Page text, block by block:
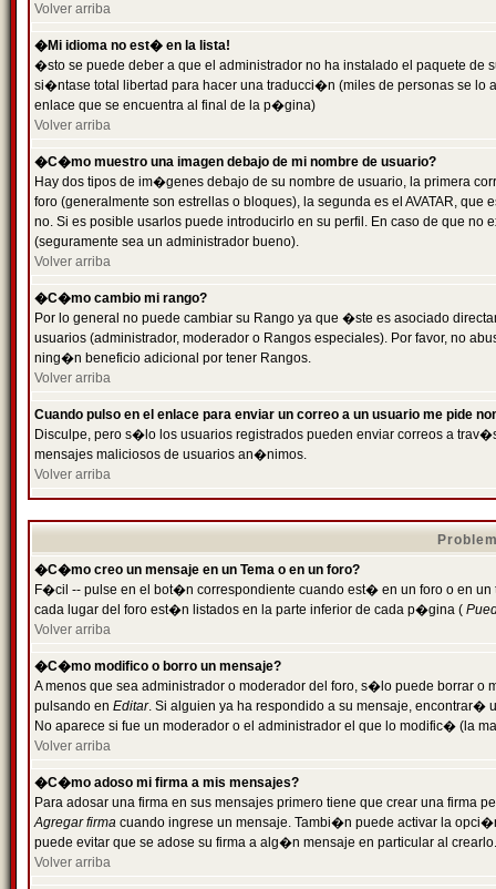
Volver arriba
�Mi idioma no est� en la lista!
�sto se puede deber a que el administrador no ha instalado el paquete
si�ntase total libertad para hacer una traducci�n (miles de personas se
enlace que se encuentra al final de la p�gina)
Volver arriba
�C�mo muestro una imagen debajo de mi nombre de usuario?
Hay dos tipos de im�genes debajo de su nombre de usuario, la primera
foro (generalmente son estrellas o bloques), la segunda es el AVATAR,
no. Si es posible usarlos puede introducirlo en su perfil. En caso de que
(seguramente sea un administrador bueno).
Volver arriba
�C�mo cambio mi rango?
Por lo general no puede cambiar su Rango ya que �ste es asociado
usuarios (administrador, moderador o Rangos especiales). Por favor, no
ning�n beneficio adicional por tener Rangos.
Volver arriba
Cuando pulso en el enlace para enviar un correo a un usuario me pide
Disculpe, pero s�lo los usuarios registrados pueden enviar correos a
mensajes maliciosos de usuarios an�nimos.
Volver arriba
�C�mo creo un mensaje en un Tema o en un foro?
F�cil -- pulse en el bot�n correspondiente cuando est� en un foro o en
cada lugar del foro est�n listados en la parte inferior de cada p�gina (
Volver arriba
�C�mo modifico o borro un mensaje?
A menos que sea administrador o moderador del foro, s�lo puede borrar o
pulsando en Editar. Si alguien ya ha respondido a su mensaje, encontrar�
No aparece si fue un moderador o el administrador el que lo modific� (la
Volver arriba
�C�mo adoso mi firma a mis mensajes?
Para adosar una firma en sus mensajes primero tiene que crear una firma
Agregar firma cuando ingrese un mensaje. Tambi�n puede activar la
puede evitar que se adose su firma a alg�n mensaje en particular al crearlo.
Volver arriba